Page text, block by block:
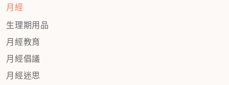
月經
生理期用品
月經教育
月經倡議
月經迷思